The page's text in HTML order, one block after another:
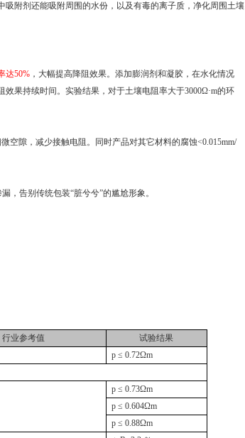
附剂还能吸附周围的水份，以及有毒的离子质，净化周围土壤
达50% ，大幅提高降阻效果。添加膨润剂和凝胶，在水化情况
果持续时间。实验结果，对于土壤电阻率大于3000Ω·m的环
空隙，减少接触电阻。同时产品对其它材料的腐蚀<0.015mm/
，告别传统包装“脏兮兮”的尴尬形象。
行业参考值
试验结果
p≤ 0.72Ωm
p≤ 0.73Ωm
p≤ 0.604Ωm
p≤ 0.88Ωm